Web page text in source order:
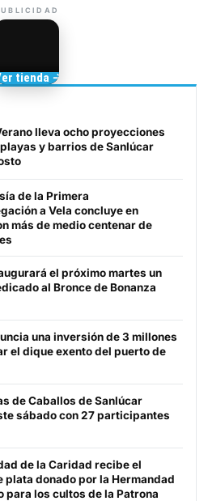
TIENDA DE
de Sanlúcar
tienda →
lleva ocho proyecciones
y barrios de Sanlúcar
de la Primera
a Vela concluye en
más de medio centenar de
el próximo martes un
al Bronce de Bonanza
una inversión de 3 millones
el dique exento del puerto de
de Caballos de Sanlúcar
sábado con 27 participantes
de la Caridad recibe el
plata donado por la Hermandad
para los cultos de la Patrona